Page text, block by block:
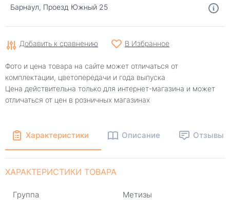
Барнаул, Проезд Южный 25
Добавить к сравнению В Избранное
Фото и цена товара на сайте может отличаться от
комплектации, цветопередачи и года выпуска
Цена действительна только для интернет-магазина и может
отличаться от цен в розничных магазинах
Характеристики Описание Отзывы
ХАРАКТЕРИСТИКИ ТОВАРА
Группа Метизы